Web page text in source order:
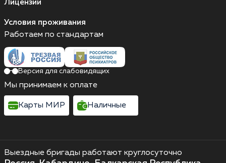
Лицензии
Условия проживания
Выездные бригады работают круглосуточно
Работаем по стандартам
Версия для слабовидящих
Мы принимаем к оплате
Карты МИР Наличные